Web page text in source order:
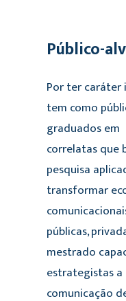
Público-
Por ter caráter
tem como
graduados em
correlatas que
pesquisa
transformar
públicas,
mestrado
estrategistas
comunicação